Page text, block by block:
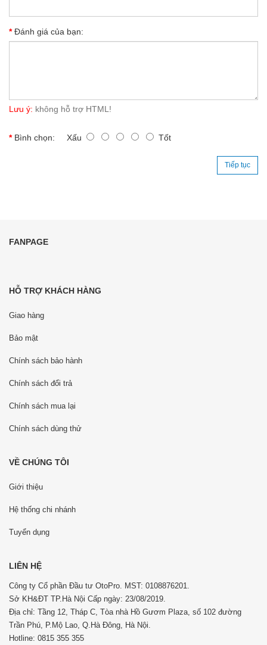
Đánh giá của bạn:
Lưu ý: không hỗ trợ HTML!
Bình chọn: Xấu Tốt
Tiếp tục
FANPAGE
HỖ TRỢ KHÁCH HÀNG
Giao hàng
Bảo mật
Chính sách bảo hành
Chính sách đổi trả
Chính sách mua lại
Chính sách dùng thử
VỀ CHÚNG TÔI
Giới thiệu
Hệ thống chi nhánh
Tuyển dụng
LIÊN HỆ
Công ty Cổ phần Đầu tư OtoPro. MST: 0108876201.
Sở KH&ĐT TP.Hà Nội Cấp ngày: 23/08/2019.
Địa chỉ: Tầng 12, Tháp C, Tòa nhà Hồ Gươm Plaza, số 102 đường
Trần Phú, P.Mộ Lao, Q.Hà Đông, Hà Nội.
Hotline: 0815 355 355